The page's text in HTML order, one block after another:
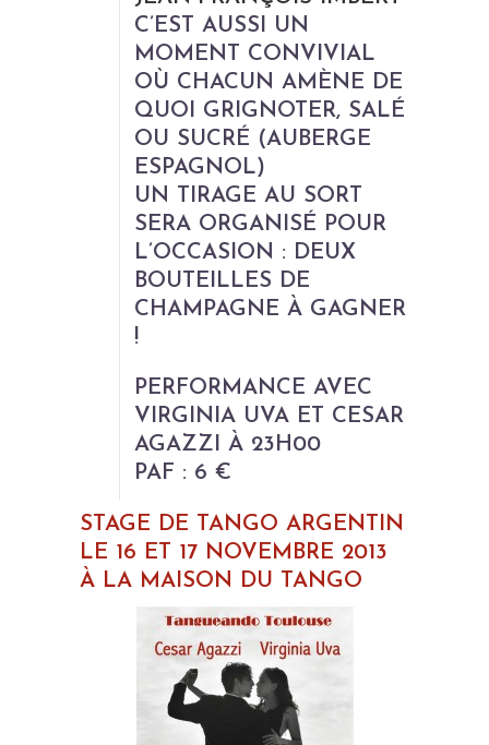
C’EST AUSSI UN
MOMENT CONVIVIAL
OÙ CHACUN AMÈNE DE
QUOI GRIGNOTER, SALÉ
OU SUCRÉ (AUBERGE
ESPAGNOL)
UN TIRAGE AU SORT
SERA ORGANISÉ POUR
L’OCCASION : DEUX
BOUTEILLES DE
CHAMPAGNE À GAGNER
!
PERFORMANCE AVEC
VIRGINIA UVA ET CESAR
AGAZZI À 23H00
PAF : 6 €
STAGE DE TANGO ARGENTIN
LE 16 ET 17 NOVEMBRE 2013
À LA MAISON DU TANGO